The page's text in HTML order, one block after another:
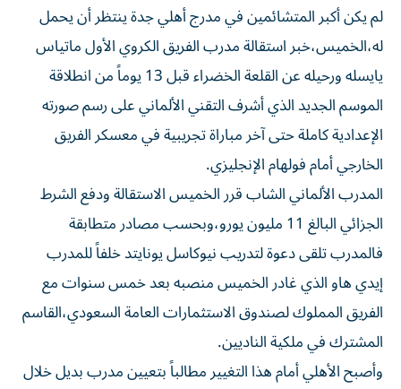
لم يكن أكبر المتشائمين في مدرج أهلي جدة ينتظر أن يحمل
له،الخميس،خبر استقالة مدرب الفريق الكروي الأول ماتياس
يايسله ورحيله عن القلعة الخضراء قبل 13 يوماً من انطلاقة
الموسم الجديد الذي أشرف التقني الألماني على رسم صورته
الإعدادية كاملة حتى آخر مباراة تجريبية في معسكر الفريق
الخارجي أمام فولهام الإنجليزي.
المدرب الألماني الشاب قرر الخميس الاستقالة ودفع الشرط
الجزائي البالغ 11 مليون يورو،وبحسب مصادر متطابقة
فالمدرب تلقى دعوة لتدريب نيوكاسل يونايتد خلفاً للمدرب
إيدي هاو الذي غادر الخميس منصبه بعد خمس سنوات مع
الفريق المملوك لصندوق الاستثمارات العامة السعودي،القاسم
المشترك في ملكية الناديين.
وأصبح الأهلي أمام هذا التغيير مطالباً بتعيين مدرب بديل خلال